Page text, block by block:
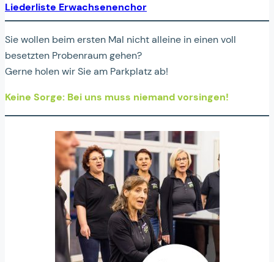
Liederliste Erwachsenenchor
Sie wollen beim ersten Mal nicht alleine in einen voll
besetzten Probenraum gehen?
Gerne holen wir Sie am Parkplatz ab!
Keine Sorge: Bei uns muss niemand vorsingen!